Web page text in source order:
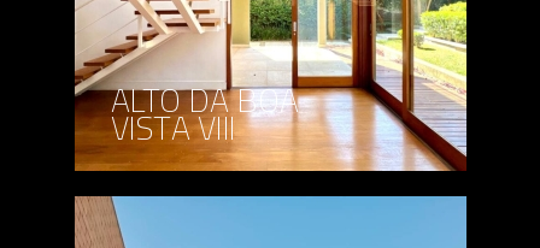
ALTO DA BOA
VISTA VIII